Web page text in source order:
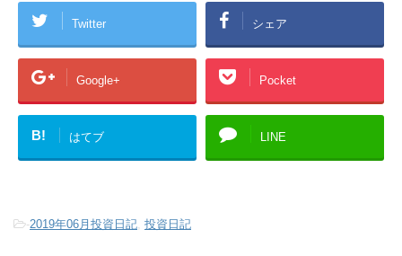
Twitter シェア
Google+ Pocket
B! はてブ LINE
-2019年06月投資日記, 投資日記